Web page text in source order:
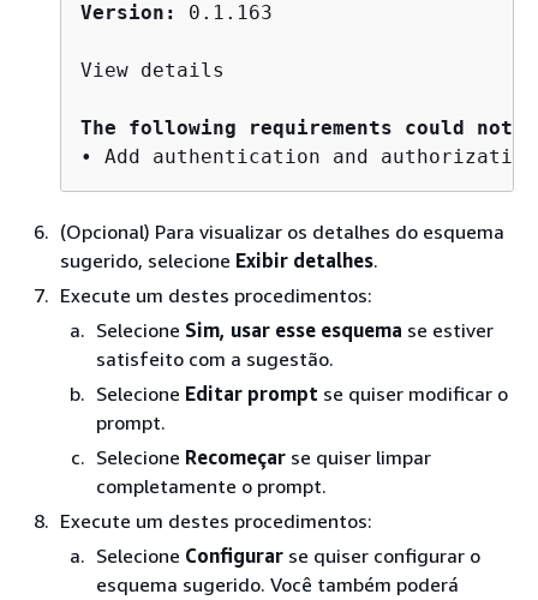
Version: 0.1.163
View details
The following requirements could
(Opcional) Para visualizar os detalhes do esquema
sugerido, selecione Exibir detalhes.
Execute um destes procedimentos:
Selecione Sim, usar esse esquema se estiver
satisfeito com a sugestão.
Selecione Editar prompt se quiser modificar o
prompt.
Selecione Recomeçar se quiser limpar
completamente o prompt.
Execute um destes procedimentos:
Selecione Configurar se quiser configurar o
esquema sugerido. Você também poderá